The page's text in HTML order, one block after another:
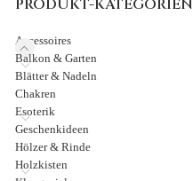
PRODUKT-KATEGORIEN
Accessoires
Balkon & Garten
Blätter & Nadeln
Chakren
Esoterik
Geschenkideen
Hölzer & Rinde
Holzkisten